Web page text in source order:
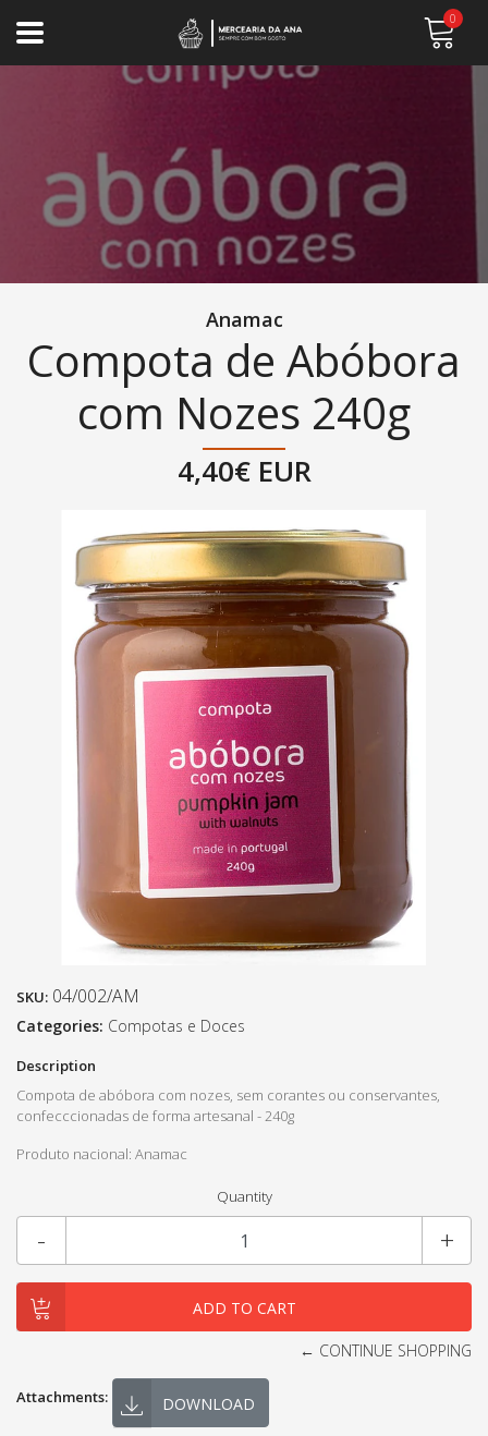
0
Anamac
Compota de Abóbora
com Nozes 240g
4,40€ EUR
SKU: 04/002/AM
Categories: Compotas e Doces
Description
Compota de abóbora com nozes, sem corantes ou conservantes,
confecccionadas de forma artesanal - 240g
Produto nacional: Anamac
Quantity
+
-
← CONTINUE SHOPPING
Attachments: DOWNLOAD